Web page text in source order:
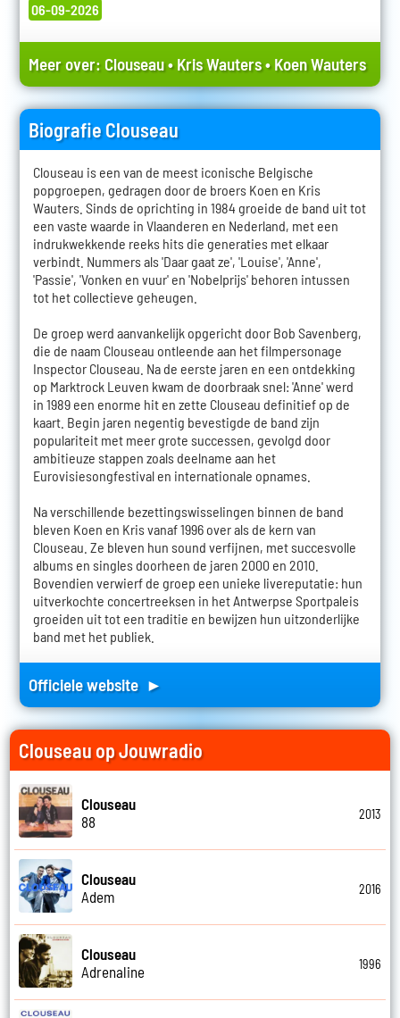
06-09-2026
Meer over: Clouseau•Kris Wauters•Koen Wauters
Biografie Clouseau
Clouseau is een van de meest iconische Belgische
popgroepen, gedragen door de broers Koen en Kris
Wauters. Sinds de oprichting in 1984 groeide de band uit tot
een vaste waarde in Vlaanderen en Nederland, met een
indrukwekkende reeks hits die generaties met elkaar
verbindt. Nummers als 'Daar gaat ze', 'Louise', 'Anne',
'Passie', 'Vonken en vuur' en 'Nobelprijs' behoren intussen
tot het collectieve geheugen.
De groep werd aanvankelijk opgericht door Bob Savenberg,
die de naam Clouseau ontleende aan het filmpersonage
Inspector Clouseau. Na de eerste jaren en een ontdekking
op Marktrock Leuven kwam de doorbraak snel: 'Anne' werd
in 1989 een enorme hit en zette Clouseau definitief op de
kaart. Begin jaren negentig bevestigde de band zijn
populariteit met meer grote successen, gevolgd door
ambitieuze stappen zoals deelname aan het
Eurovisiesongfestival en internationale opnames.
Na verschillende bezettingswisselingen binnen de band
bleven Koen en Kris vanaf 1996 over als de kern van
Clouseau. Ze bleven hun sound verfijnen, met succesvolle
albums en singles doorheen de jaren 2000 en 2010.
Bovendien verwierf de groep een unieke livereputatie: hun
uitverkochte concertreeksen in het Antwerpse Sportpaleis
groeiden uit tot een traditie en bewijzen hun uitzonderlijke
band met het publiek.
Officiele website ►
Clouseau op Jouwradio
Clouseau
88
2013
Clouseau
Adem
2016
Clouseau
Adrenaline
1996